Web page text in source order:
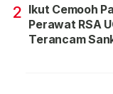
2 Ikut Cemooh
Perawat RSA
Terancam